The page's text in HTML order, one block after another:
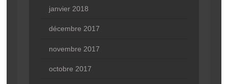
janvier 2018
décembre 2017
novembre 2017
octobre 2017